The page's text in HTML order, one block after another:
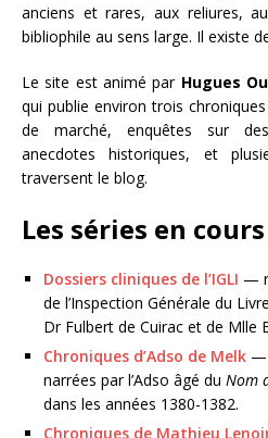
anciens et rares, aux reliures,
bibliophile au sens large. Il existe
Le site est animé par Hugues
qui publie environ trois
de marché, enquêtes sur
anecdotes historiques, et
traversent le blog.
Les séries en cours
Dossiers cliniques de l’IGLI —
de l’Inspection Générale du
Dr Fulbert de Cuirac et de Mlle
Chroniques d’Adso de Melk —
narrées par l’Adso âgé du Nom
dans les années 1380-1382.
Chroniques de Mathieu